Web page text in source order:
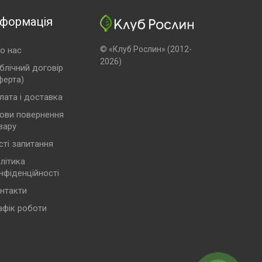
нас
договір
і доставка
повернення
запитання
роботи
© «Клуб Рослин» (2012-
2026)